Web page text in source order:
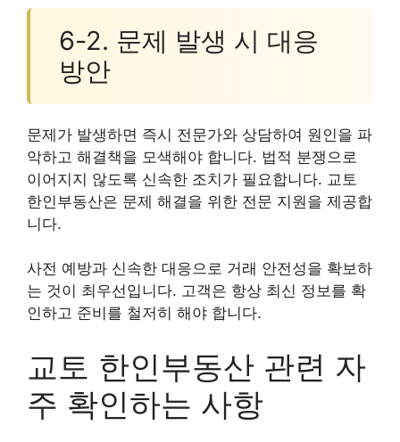
6-2. 문제 발생 시 대응
방안
문제가 발생하면 즉시 전문가와 상담하여 원인을 파
악하고 해결책을 모색해야 합니다. 법적 분쟁으로
이어지지 않도록 신속한 조치가 필요합니다. 교토
한인부동산은 문제 해결을 위한 전문 지원을 제공합
니다.
사전 예방과 신속한 대응으로 거래 안전성을 확보하
는 것이 최우선입니다. 고객은 항상 최신 정보를 확
인하고 준비를 철저히 해야 합니다.
교토 한인부동산 관련 자
주 확인하는 사항